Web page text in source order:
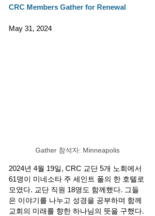
CRC Members Gather for Renewal
May 31, 2024
Gather 참석자: Minneapolis
2024년 4월 19일, CRC 교단 5개 노회에서
61명이 미네소타 주 세인트 폴의 한 호텔로
모였다. 교단 직원 18명도 함께했다. 그들
은 이야기를 나누고 성경을 공부하며 함께
교회의 미래를 향한 하나님의 뜻을 구했다.